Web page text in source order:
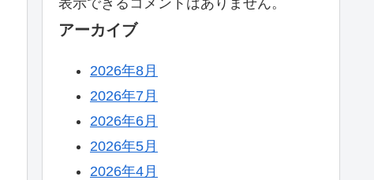
アーカイブ
2026年8月
2026年7月
2026年6月
2026年5月
2026年4月